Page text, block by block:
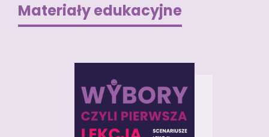
Materiały edukacyjne